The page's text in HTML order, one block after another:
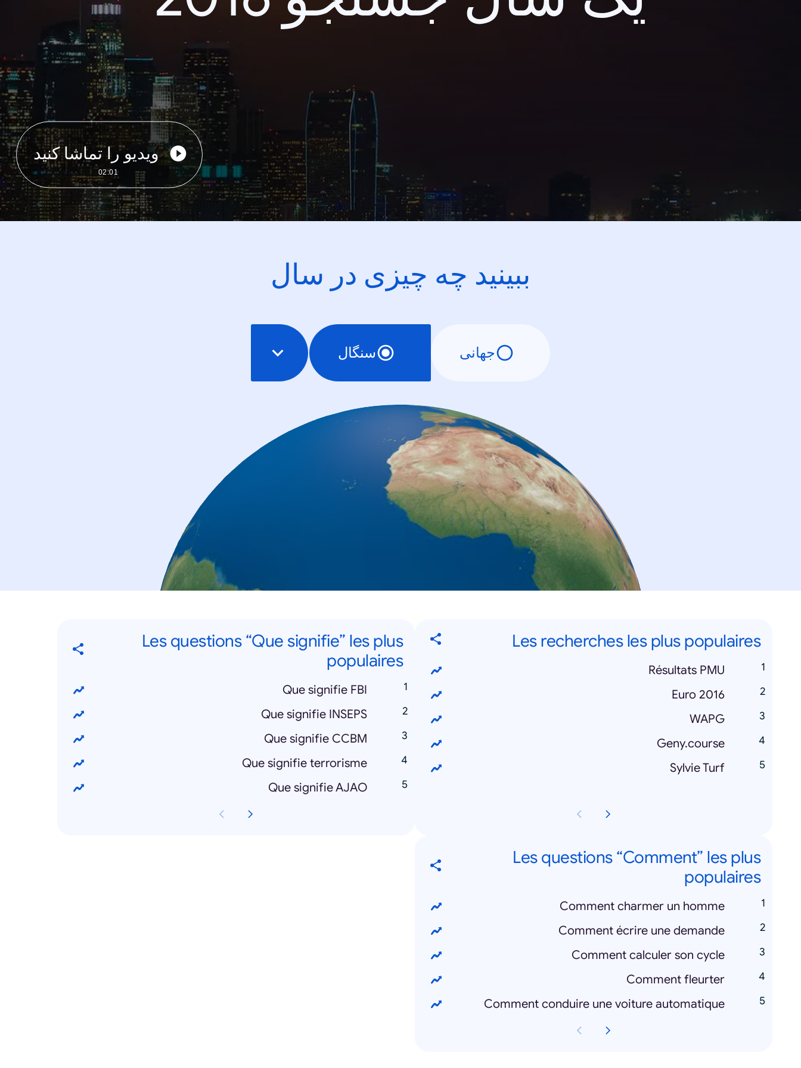
ویدیو را تماشا کنید
02:01
ببینید چه چیزی در سال
جهانی سنگال
Les recherches les plus populaires
Résultats PMU
Euro 2016
WAPG
Geny.course
Sylvie Turf
Les questions “Que signifie” les plus
populaires
Que signifie FBI
Que signifie INSEPS
Que signifie CCBM
Que signifie terrorisme
Que signifie AJAO
Les questions “Comment” les plus
populaires
Comment charmer un homme
Comment écrire une demande
Comment calculer son cycle
Comment fleurter
Comment conduire une voiture automatique